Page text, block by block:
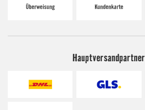
Hauptversandpartner